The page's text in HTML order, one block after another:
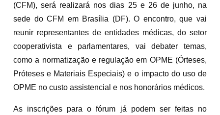
(CFM), será realizará nos dias 25 e 26 de junho, na
sede do CFM em Brasília (DF). O encontro, que vai
reunir representantes de entidades médicas, do setor
cooperativista e parlamentares, vai debater temas,
como a normatização e regulação em OPME (Órteses,
Próteses e Materiais Especiais) e o impacto do uso de
OPME no custo assistencial e nos honorários médicos.
As inscrições para o fórum já podem ser feitas no